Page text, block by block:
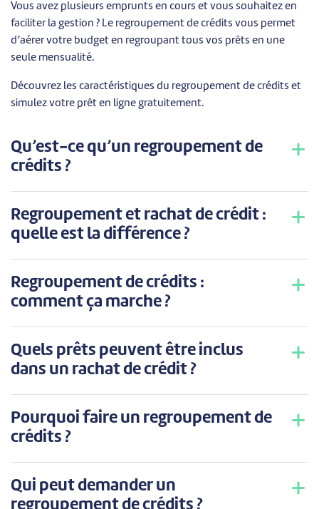
Vous avez plusieurs emprunts en cours et vous souhaitez en
faciliter la gestion ? Le regroupement de crédits vous permet
d’aérer votre budget en regroupant tous vos prêts en une
seule mensualité.
Découvrez les caractéristiques du regroupement de crédits et
simulez votre prêt en ligne gratuitement.
Qu’est-ce qu’un regroupement de
crédits ?
Regroupement et rachat de crédit :
quelle est la différence ?
Regroupement de crédits :
comment ça marche ?
Quels prêts peuvent être inclus
dans un rachat de crédit ?
Pourquoi faire un regroupement de
crédits ?
Qui peut demander un
regroupement de crédits ?